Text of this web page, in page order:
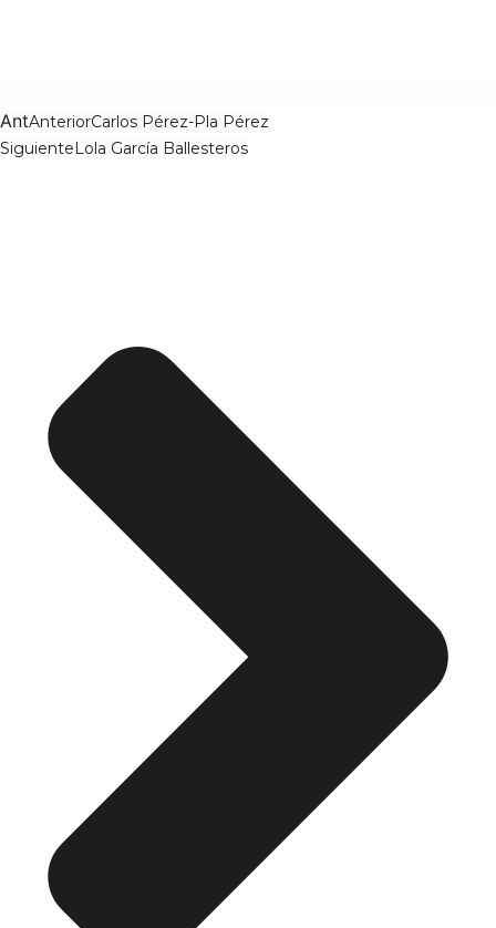
AntAnteriorCarlos Pérez-Pla Pérez
SiguienteLola García Ballesteros